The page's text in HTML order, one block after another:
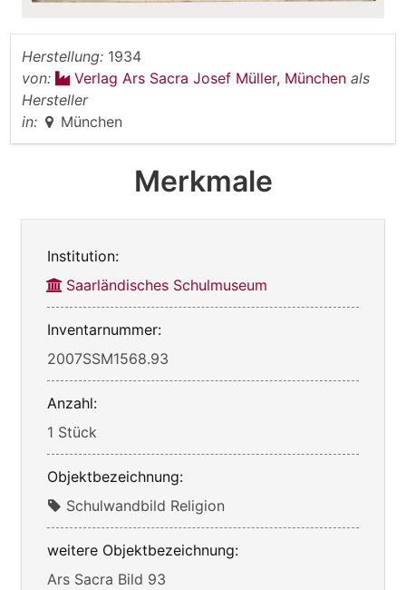
Herstellung: 1934
von:
Verlag Ars Sacra Josef Müller, München als
Hersteller
in:
München
Merkmale
Institution:
Saarländisches Schulmuseum
Inventarnummer:
2007SSM1568.93
Anzahl:
1 Stück
Objektbezeichnung:
Schulwandbild Religion
weitere Objektbezeichnung:
Ars Sacra Bild 93